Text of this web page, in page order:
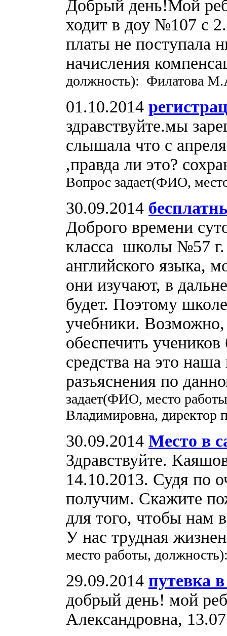
Добрый день!Мой
ходит в доу №107 с
платы не поступала
начисления
должность): Филатова
01.10.2014
здравствуйте.мы
слышала что с
,правда ли это?
Вопрос задает(ФИО,
30.09.2014
Доброго времени
класса школы №57 г.
английского языка,
они изучают, в
будет. Поэтому
учебники.
обеспечить
средства на это
разъяснения по
задает(ФИО, место
Владимировна, директор
30.09.2014 Место в
Здравствуйте.
14.10.2013. Судя по
получим. Скажите
для того, чтобы нам
У нас трудная
место работы,
29.09.2014 путевка
добрый день! мой
Александровна,